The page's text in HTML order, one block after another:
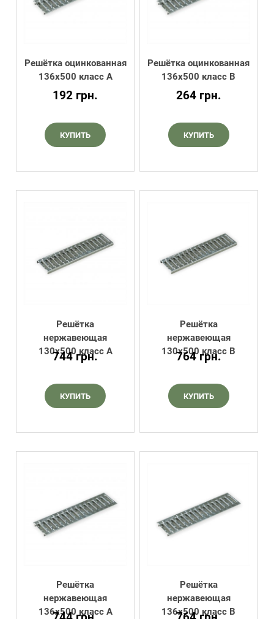
Решётка оцинкованная
136х500 класс А
192 грн.
КУПИТЬ
Решётка оцинкованная
136х500 класс В
264 грн.
КУПИТЬ
Решётка
нержавеющая
130х500 класс А
744грн.
КУПИТЬ
Решётка
нержавеющая
130х500 класс В
764грн.
КУПИТЬ
Решётка
нержавеющая
136х500 класс А
Решётка
нержавеющая
136х500 класс В